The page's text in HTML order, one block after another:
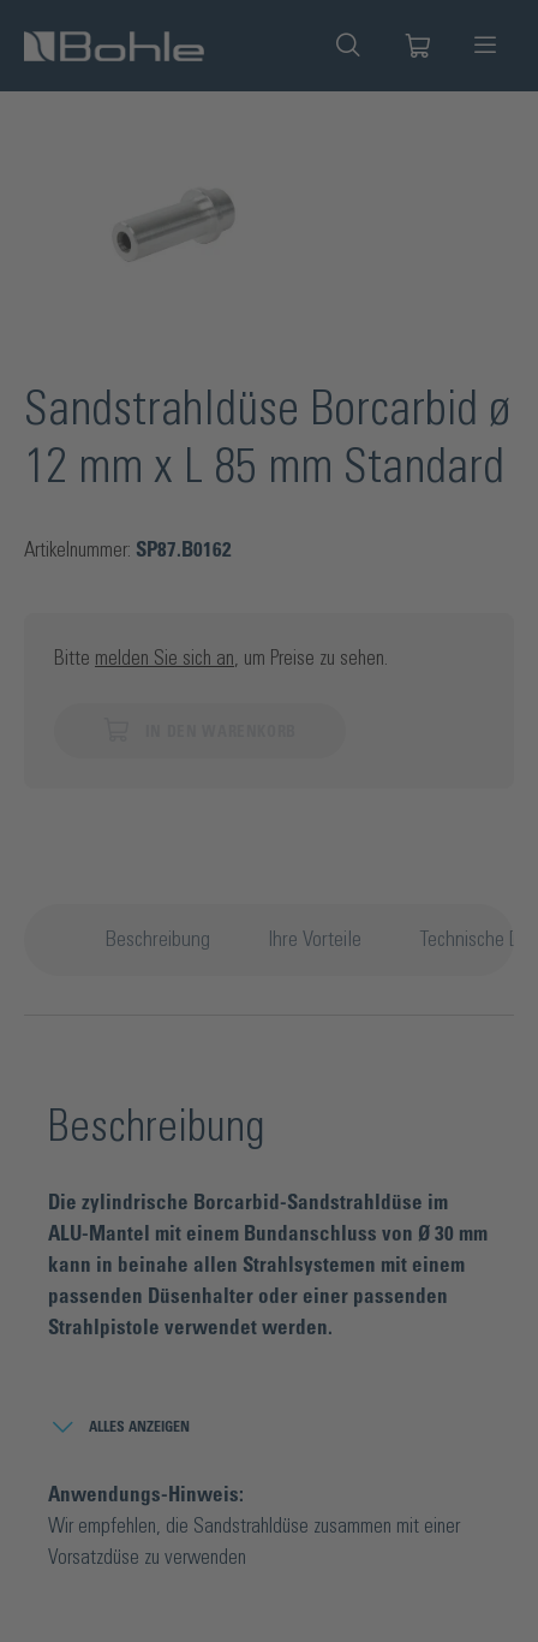
springen
Sandstrahldüse Borcarbid ø
12 mm x L 85 mm Standard
Artikelnummer: SP87.B0162
Bitte melden Sie sich an , um Preise zu sehen.
Beschreibung Ihre Vorteile Technische
Beschreibung
Die zylindrische Borcarbid-Sandstrahldüse im
ALU-Mantel mit einem Bundanschluss von Ø 30 mm
kann in beinahe allen Strahlsystemen mit einem
passenden Düsenhalter oder einer passenden
Strahlpistole verwendet werden.
einem Injektor-Strahlkopf in Strahlkabinen und
als Druckstrahldüse in Verbindung mit einem Düsenhalter an
einem Strahlkessel einsetzbar. Als dritthärtestes Material
nach Diamant und CBN (kubischem Bornitrid) eignet sich
ALLES ANZEIGEN
Anwendungs-Hinweis:
Wir empfehlen, die Sandstrahldüse zusammen mit einer
Vorsatzdüse zu verwenden